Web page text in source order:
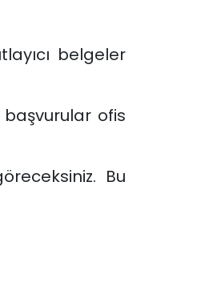
belgeler
başvurular ofis
Bu